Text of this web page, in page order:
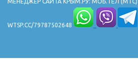
WTSP.CC/79787502648